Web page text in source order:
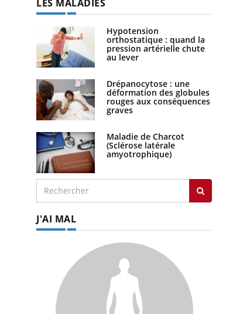
LES MALADIES
Hypotension
orthostatique : quand la
pression artérielle chute
au lever
Drépanocytose : une
déformation des globules
rouges aux conséquences
graves
Maladie de Charcot
(Sclérose latérale
amyotrophique)
J'AI MAL